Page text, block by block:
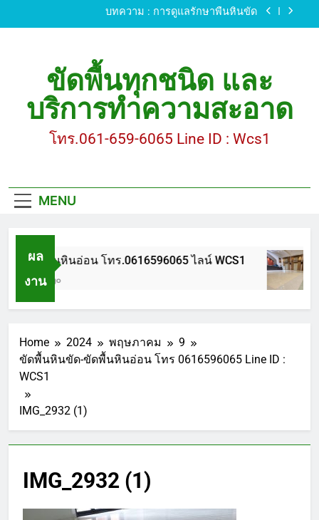
บทความ : การดูแลรักษาพื้นหินขัด
ขัดพื้นหินขัด อบต.แหลมบัวนครปฐม
ขัดพื้นหินอ่อน โทร.0616596065 ไลน์ WCS1
บทความ : การดูแลรักษาพื้นหินขัด
ขัดพื้นทุกชนิด และ
บริการทำความสะอาด
โทร.061-659-6065 Line ID : Wcs1
MENU
ผล
งาน
ขัดพื้นหินอ่อน โทร.0616596065 ไลน์ WCS1
1 ปี Ago
Home 2024 พฤษภาคม
9
ขัดพื้นหินขัด-ขัดพื้นหินอ่อน โทร 0616596065 Line ID :
WCS1
IMG_2932 (1)
IMG_2932 (1)